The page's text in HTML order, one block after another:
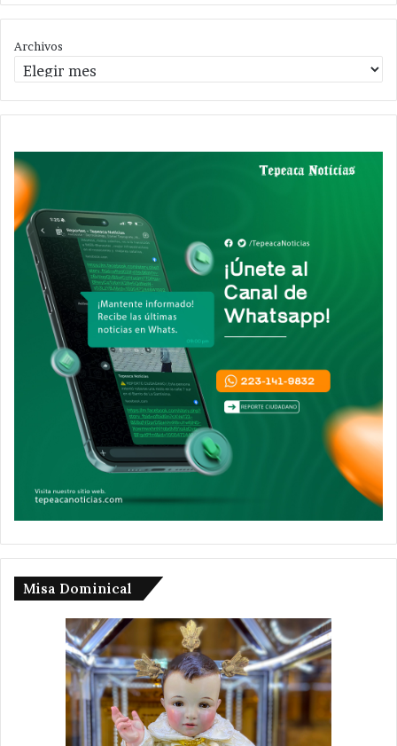
Archivos
Misa Dominical